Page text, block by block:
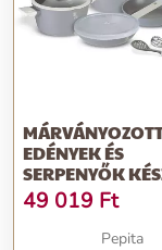
EDÉNYEK ÉS
SERPENYŐK
12 RÉSZES ASPEN
COLLEC...
49 019 Ft
Pepita